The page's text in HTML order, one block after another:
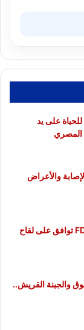
للحياة على يد
المصري
والأعراض
ثورة في لقاحات الإنفلونزا.. FDA توافق على لقاح
والجبنة القريش..